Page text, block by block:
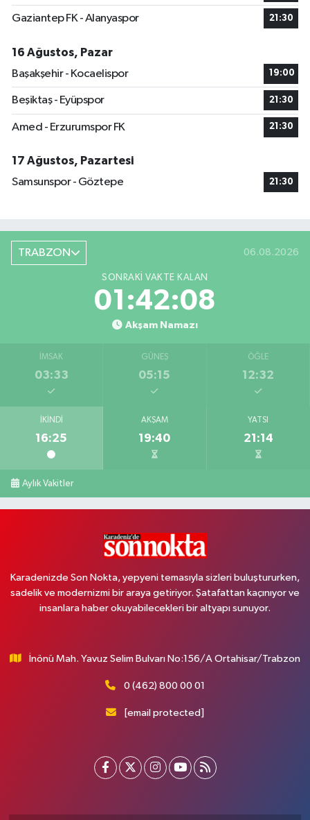
Gaziantep FK - Alanyaspor 21:30
16 Ağustos, Pazar
Başakşehir - Kocaelispor
19:00
Beşiktaş - Eyüpspor 21:30
Amed - Erzurumspor FK 21:30
17 Ağustos, Pazartesi
Samsunspor - Göztepe
21:30
TRABZON 06.08.2026
SONRAKI VAKTE KALAN
01:42:07
Akşam Namazı
İMSAK
03:33
GÜNEŞ
05:15
ÖĞLE
12:32
İKINDI
16:25
AKŞAM
19:40
YATSI
21:14
Aylık Vakitler
Karadenizde Son Nokta, yepyeni temasıyla sizleri buluştururken,
sadelik ve modernizmi bir araya getiriyor. Şatafattan kaçınıyor ve
insanlara haber okuyabilecekleri bir altyapı sunuyor.
İnönü Mah. Yavuz Selim Bulvarı No:156/A Ortahisar/Trabzon
0 (462) 800 00 01
[email protected]